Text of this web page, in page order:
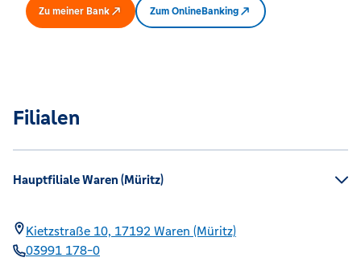
Zu meiner Bank Zum OnlineBanking
Filialen
Hauptfiliale Waren (Müritz)
Kietzstraße 10, 17192 Waren (Müritz)
03991 178-0